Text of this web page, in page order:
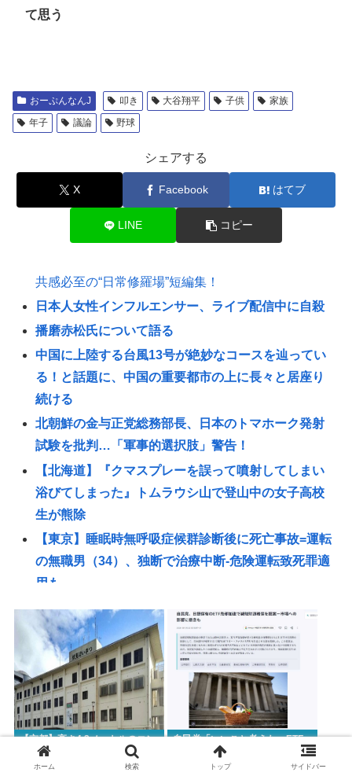
て思う
おーぷんなんJ 叩き 大谷翔平 子供
家族
年子
議論 野球
シェアする
X Facebook はてブ
LINE コピー
共感必至の“日常修羅場”短編集！
日本人女性インフルエンサー、ライブ配信中に自殺
播磨赤松氏について語る
中国に上陸する台風13号が絶妙なコースを辿ってい
る！と話題に、中国の重要都市の上に長々と居座り
続ける
北朝鮮の金与正党総務部長、日本のトマホーク発射
試験を批判…「軍事的選択肢」警告！
【北海道】『クマスプレーを誤って噴射してしまい
浴びてしまった』トムラウシ山で登山中の女子高校
生が熊除
【東京】睡眠時無呼吸症候群診断後に死亡事故=運転
の無職男（34）、独断で治療中断-危険運転致死罪適
用も
ディズニーのおいなり巻（600円）、卑猥すぎて賛否
両論www
日産e-power、無給油で1980km走行しギネス記録を
達成、無駄な発電や送電ロスなくEVよりエコを証明
【高市】「ナフサがなくなる」現状超頑張って延命
してるだけでどんどん不足してる状況は改善してな
いのにもうナフサあることになった理由
【速報】イオン熊本の爆心地に“マップにない部
【京都】高さ4.3メートルのコン
クリート貯蔵機器の清掃中に転
落し男性死亡、伏見区の工場
自民党「いいこと考えた、ETF
売却を加速させて減税の財源に
ホーム 検索 トップ サイドバー